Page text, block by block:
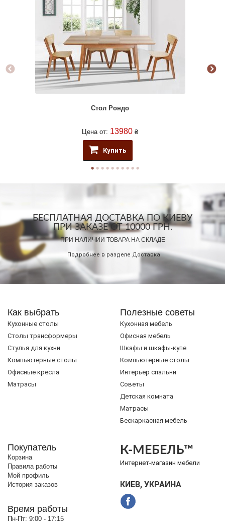
Стол Рондо
Цена от: 13980 ₴
Купить
БЕСПЛАТНАЯ ДОСТАВКА ПО КИЕВУ
ПРИ ЗАКАЗЕ ОТ 10000 ГРН.
ПРИ НАЛИЧИИ ТОВАРА НА СКЛАДЕ
Подробнее в разделе Доставка
Как выбрать
Кухонные столы
Cтолы трансформеры
Стулья для кухни
Компьютерные столы
Офисные кресла
Матрасы
Полезные советы
Кухонная мебель
Офисная мебель
Шкафы и шкафы-купе
Компьютерные столы
Интерьер спальни
Советы
Детская комната
Матрасы
Бескаркасная мебель
Покупатель
Корзина
Правила работы
Мой профиль
История заказов
Время работы
Пн-Пт: 9:00 - 17:15
К-МЕБЕЛЬ™
Интернет-магазин мебели
КИЕВ, УКРАИНА